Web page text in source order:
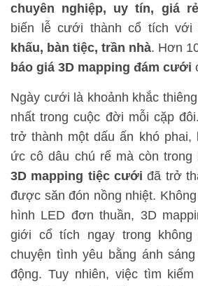
chuyên nghiệp, uy tín, giá rẻ
biến lễ cưới thành cổ tích với
khấu, bàn tiệc, trần nhà. Hơn
báo giá 3D mapping đám cưới
Ngày cưới là khoảnh khắc
nhất trong cuộc đời mỗi cặp
trở thành một dấu ấn khó phai,
ức cô dâu chú rể mà còn trong
3D mapping tiệc cưới đã trở
được săn đón nồng nhiệt.
hình LED đơn thuần, 3D
giới cổ tích ngay trong
chuyện tình yêu bằng ánh
động. Tuy nhiên, việc tìm